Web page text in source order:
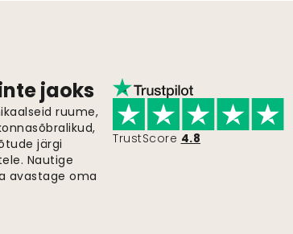
jaoks
ruume,
järgi
Nautige
avastage oma
TrustScore 4.8